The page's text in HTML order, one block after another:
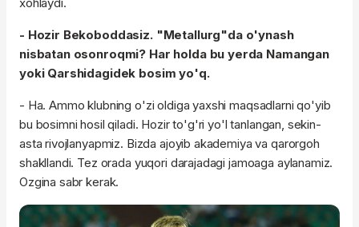
- Hozir Bekoboddasiz. "Metallurg"da o'ynash
nisbatan osonroqmi? Har holda bu yerda Namangan
yoki Qarshidagidek bosim yo'q.
- Ha. Ammo klubning o'zi oldiga yaxshi maqsadlarni qo'yib
bu bosimni hosil qiladi. Hozir to'g'ri yo'l tanlangan, sekin-
asta rivojlanyapmiz. Bizda ajoyib akademiya va qarorgoh
shakllandi. Tez orada yuqori darajadagi jamoaga aylanamiz.
Ozgina sabr kerak.